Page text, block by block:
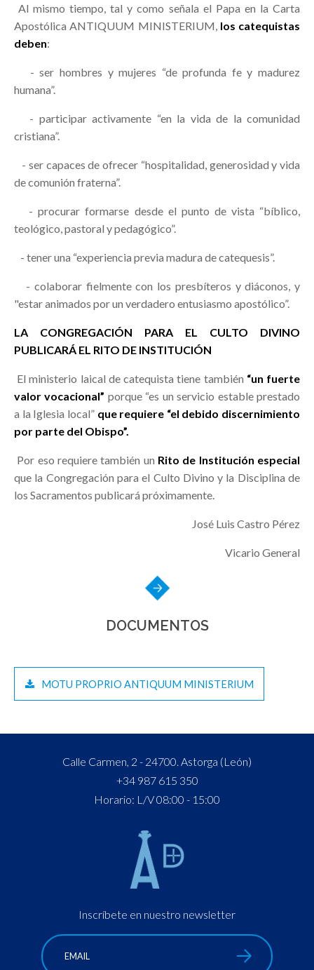
Al mismo tiempo, tal y como señala el Papa en la Carta
Apostólica ANTIQUUM MINISTERIUM, los catequistas
deben:
- ser hombres y mujeres “de profunda fe y madurez
humana”.
- participar activamente “en la vida de la comunidad
cristiana”.
- ser capaces de ofrecer “hospitalidad, generosidad y vida
de comunión fraterna”.
- procurar formarse desde el punto de vista “bíblico,
teológico, pastoral y pedagógico”.
- tener una “experiencia previa madura de catequesis”.
- colaborar fielmente con los presbíteros y diáconos, y
"estar animados por un verdadero entusiasmo apostólico”.
LA CONGREGACIÓN PARA EL CULTO DIVINO
PUBLICARÁ EL RITO DE INSTITUCIÓN
El ministerio laical de catequista tiene también “un fuerte
valor vocacional” porque “es un servicio estable prestado
a la Iglesia local” que requiere “el debido discernimiento
por parte del Obispo”.
Por eso requiere también un Rito de Institución especial
que la Congregación para el Culto Divino y la Disciplina de
los Sacramentos publicará próximamente.
José Luis Castro Pérez
Vicario General
DOCUMENTOS
MOTU PROPRIO ANTIQUUM MINISTERIUM
Calle Carmen, 2 - 24700. Astorga (León)
+34 987 615 350
Horario: L/V 08:00 - 15:00
Inscríbete en nuestro newsletter